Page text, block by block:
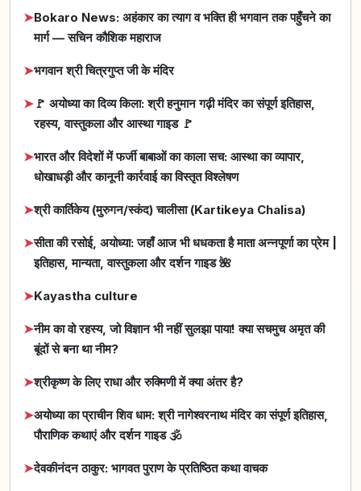
➤Bokaro News: अहंकार का त्याग व भक्ति ही भगवान तक पहुँचने का
मार्ग — सचिन कौशिक महाराज
➤भगवान श्री चित्रगुप्त जी के मंदिर
➤🚩 अयोध्या का दिव्य किला: श्री हनुमान गढ़ी मंदिर का संपूर्ण इतिहास,
रहस्य, वास्तुकला और आस्था गाइड 🚩
➤भारत और विदेशों में फर्जी बाबाओं का काला सच: आस्था का व्यापार,
धोखाधड़ी और कानूनी कार्रवाई का विस्तृत विश्लेषण
➤श्री कार्तिकेय (मुरुगन/स्कंद) चालीसा (Kartikeya Chalisa)
➤सीता की रसोई, अयोध्या: जहाँ आज भी धधकता है माता अन्नपूर्णा का प्रेम |
इतिहास, मान्यता, वास्तुकला और दर्शन गाइड 🌺
➤Kayastha culture
➤नीम का वो रहस्य, जो विज्ञान भी नहीं सुलझा पाया! क्या सचमुच अमृत की
बूंदों से बना था नीम?
➤श्रीकृष्ण के लिए राधा और रुक्मिणी में क्या अंतर है?
➤अयोध्या का प्राचीन शिव धाम: श्री नागेश्वरनाथ मंदिर का संपूर्ण इतिहास,
पौराणिक कथाएं और दर्शन गाइड 🕉️
➤देवकीनंदन ठाकुर: भागवत पुराण के प्रतिष्ठित कथा वाचक